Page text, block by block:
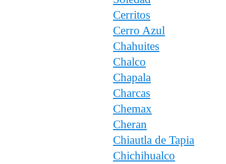
Cerritos
Cerro Azul
Chahuites
Chalco
Chapala
Charcas
Chemax
Cheran
Chiautla de Tapia
Chichihualco